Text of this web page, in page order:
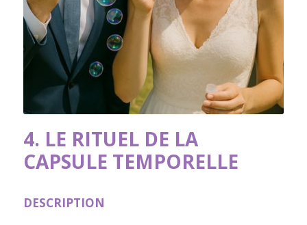
4. LE RITUEL DE LA
CAPSULE TEMPORELLE
DESCRIPTION